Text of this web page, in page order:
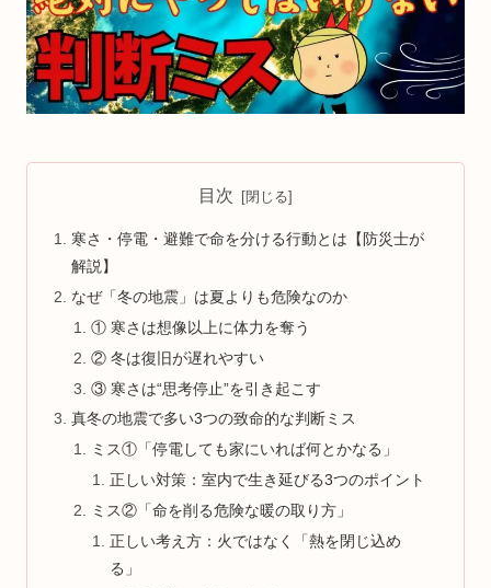
目次
寒さ・停電・避難で命を分ける行動とは【防災士が
解説】
なぜ「冬の地震」は夏よりも危険なのか
① 寒さは想像以上に体力を奪う
② 冬は復旧が遅れやすい
③ 寒さは“思考停止”を引き起こす
真冬の地震で多い3つの致命的な判断ミス
ミス①「停電しても家にいれば何とかなる」
正しい対策：室内で生き延びる3つのポイント
ミス②「命を削る危険な暖の取り方」
正しい考え方：火ではなく「熱を閉じ込め
る」